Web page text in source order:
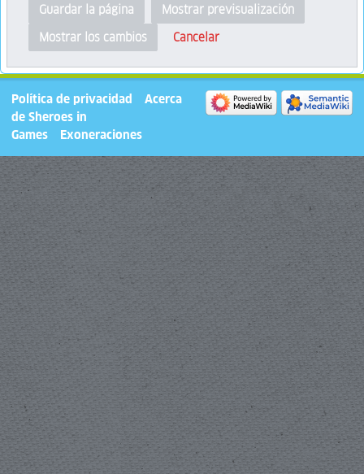
Guardar la página
Mostrar previsualización
Mostrar los cambios
Cancelar
Política de privacidad
Acerca
de Sheroes in
Games
Exoneraciones